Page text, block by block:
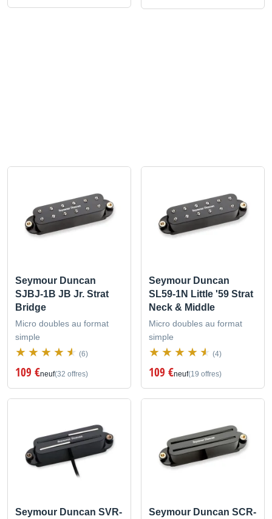
Seymour Duncan
SJBJ-1B JB Jr. Strat
Bridge
Micro doubles au format
simple
(6)
109 €neuf(32 offres)
Seymour Duncan
SL59-1N Little '59 Strat
Neck & Middle
Micro doubles au format
simple
(4)
109 €neuf(19 offres)
Seymour Duncan SVR-
Seymour Duncan SCR-